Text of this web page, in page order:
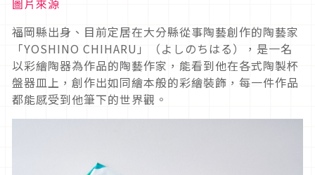
圖片來源
福岡縣出身、目前定居在大分縣從事陶藝創作的陶藝家
「YOSHINO CHIHARU」（よしのちはる），是一名
以彩繪陶器為作品的陶藝作家，能看到他在各式陶製杯
盤器皿上，創作出如同繪本般的彩繪裝飾，每一件作品
都能感受到他筆下的世界觀。